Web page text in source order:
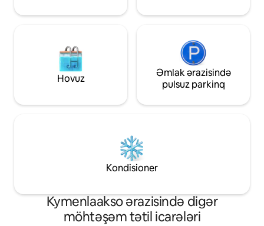
Hovuz
Əmlak ərazisində
pulsuz parkinq
Kondisioner
Kymenlaakso ərazisində digər
möhtəşəm tətil icarələri